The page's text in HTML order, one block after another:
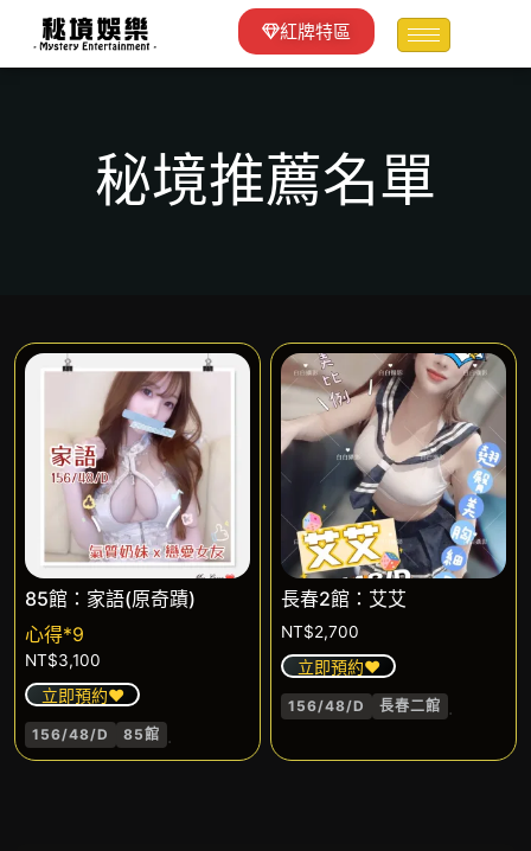
紅牌特區
秘境推薦名單
85館：家語(原奇蹟)
心得*9
NT$3,100
立即預約❤️
156/48/D 85館 .
長春2館：艾艾
NT$2,700
立即預約❤️
156/48/D 長春二館 .